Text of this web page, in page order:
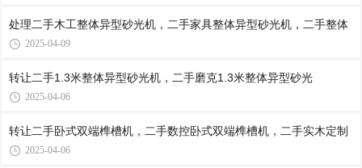
处理二手木工整体异型砂光机，二手家具整体异型砂光机，二手整体
2025-04-09
转让二手1.3米整体异型砂光机，二手磨克1.3米整体异型砂光
2025-04-06
转让二手卧式双端榫槽机，二手数控卧式双端榫槽机，二手实木定制
2025-04-06